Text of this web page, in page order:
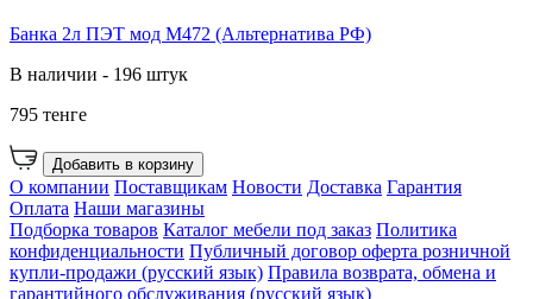
Банка 2л ПЭТ мод М472 (Альтернатива РФ)
В наличии - 196 штук
795 тенге
Добавить в корзину
О компании Поставщикам Новости Доставка Гарантия
Оплата Наши магазины
Подборка товаров Каталог мебели под заказ Политика
конфиденциальности Публичный договор оферта розничной
купли-продажи (русский язык) Правила возврата, обмена и
гарантийного обслуживания (русский язык)